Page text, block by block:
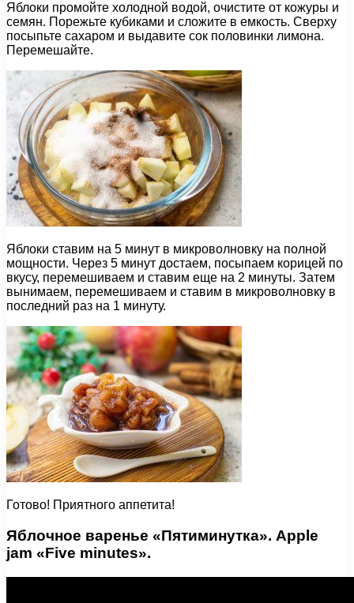
Яблоки промойте холодной водой, очистите от кожуры и
семян. Порежьте кубиками и сложите в емкость. Сверху
посыпьте сахаром и выдавите сок половинки лимона.
Перемешайте.
Яблоки ставим на 5 минут в микроволновку на полной
мощности. Через 5 минут достаем, посыпаем корицей по
вкусу, перемешиваем и ставим еще на 2 минуты. Затем
вынимаем, перемешиваем и ставим в микроволновку в
последний раз на 1 минуту.
Готово! Приятного аппетита!
Яблочное варенье «Пятиминутка». Apple
jam «Five minutes».